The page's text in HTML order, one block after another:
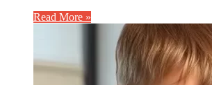
Read More »